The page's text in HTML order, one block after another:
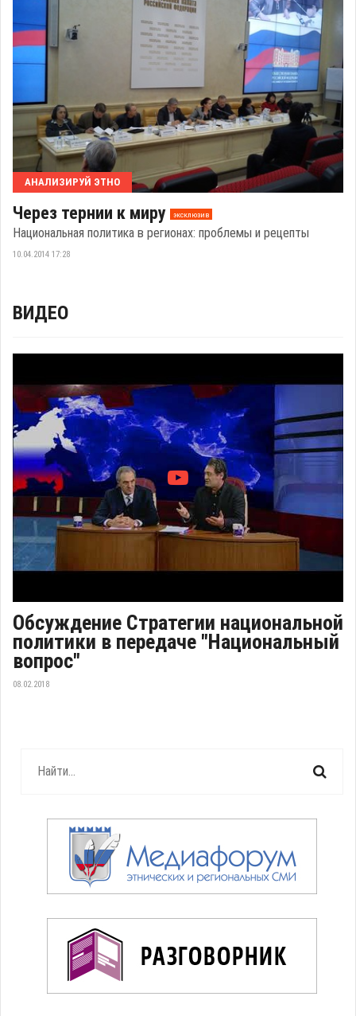
АНАЛИЗИРУЙ ЭТНО
Через тернии к миру эксклюзив
Национальная политика в регионах: проблемы и рецепты
10.04.2014 17:28
ВИДЕО
Обсуждение Стратегии национальной
политики в передаче "Национальный
вопрос"
08.02.2018